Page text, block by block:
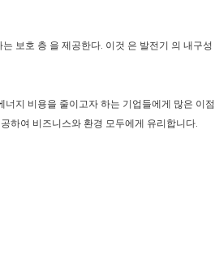
보호 층 을 제공한다. 이것 은 발전기 의 내구
지 비용을 줄이고자 하는 기업들에게 많은 이
하여 비즈니스와 환경 모두에게 유리합니다.